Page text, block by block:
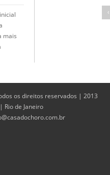
mais
‹
os direitos reservados | 2013
Rio de Janeiro